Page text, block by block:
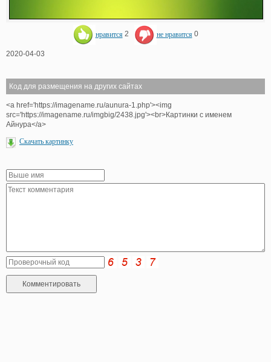
нравится 2 не нравится 0
2020-04-03
Код для размещения на других сайтах
<a href='https://imagename.ru/aunura-1.php'><img
src='https://imagename.ru/imgbig/2438.jpg'><br>Картинки с именем
Айнура</a>
Скачать картинку